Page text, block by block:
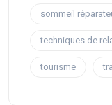
sommeil
techniques de
tourisme